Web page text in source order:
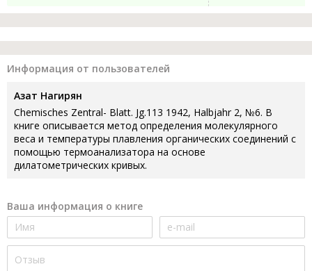
Информация от пользователей
Азат Нагирян
Chemisches Zentral- Blatt. Jg.113 1942, Halbjahr 2, №6. В
книге описывается метод определения молекулярного
веса и температуры плавления органических соединений с
помощью термоанализатора на основе
дилатометрических кривых.
Ваша информация о книге